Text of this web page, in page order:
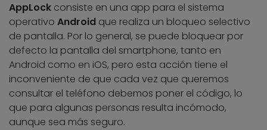
AppLock consiste en una app para el sistema
operativo Android que realiza un bloqueo selectivo
de pantalla. Por lo general, se puede bloquear por
defecto la pantalla del smartphone, tanto en
Android como en iOS, pero esta acción tiene el
inconveniente de que cada vez que queremos
consultar el teléfono debemos poner el código, lo
que para algunas personas resulta incómodo,
aunque sea más seguro.